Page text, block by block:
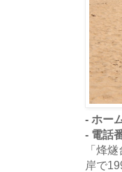
- ホー
- 電話
「烽
岸で